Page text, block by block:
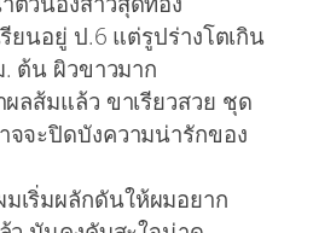
ยนอยู่ ป.6 แต่รูปร่างโตเกิน
ต้น ผิวขาวมาก
ลส้มแล้ว ขาเรียวสวย ชุด
จจะปิดบังความน่ารักของ
เริ่มผลักดันให้ผมอยาก